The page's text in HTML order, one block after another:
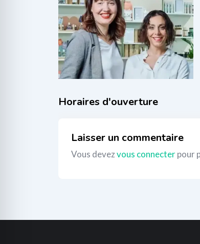
Inspire Concept
il y a 1 an
Aromathérapie
Thérapies
naturelles
120€
_
Laisser un commentaire
Vous devezvous connecterpour